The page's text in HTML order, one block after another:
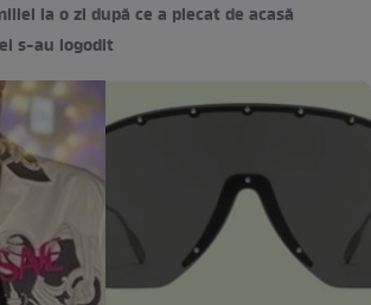
la o zi după ce a plecat de acasă
s-au logodit